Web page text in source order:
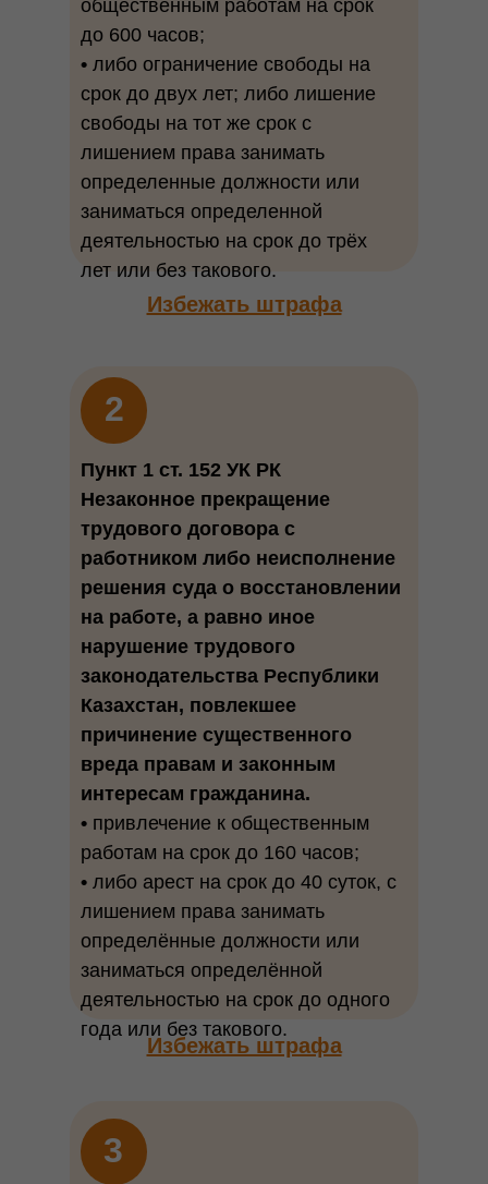
общественным работам на срок
до 600 часов;
• либо ограничение свободы на
срок до двух лет; либо лишение
свободы на тот же срок с
лишением права занимать
определенные должности или
заниматься определенной
деятельностью на срок до трёх
лет или без такового.
2
Пункт 1 ст. 152 УК РК
Незаконное прекращение
трудового договора с
работником либо неисполнение
решения суда о восстановлении
на работе, а равно иное
нарушение трудового
законодательства Республики
Казахстан, повлекшее
причинение существенного
вреда правам и законным
интересам гражданина.
• привлечение к общественным
работам на срок до 160 часов;
• либо арест на срок до 40 суток, с
лишением права занимать
определённые должности или
заниматься определённой
деятельностью на срок до одного
года или без такового.
3
Избежать штрафа
Избежать штрафа